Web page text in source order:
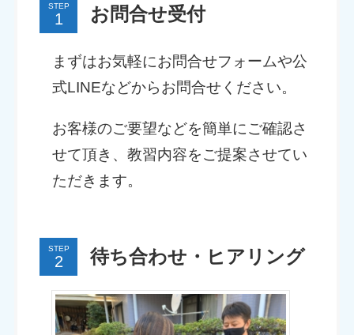
STEP お問合せ受付
まずはお気軽にお問合せフォームや公
式LINEなどからお問合せください。
お客様のご要望などを簡単にご確認さ
せて頂き、教習内容をご提案させてい
ただきます。
STEP 待ち合わせ・ヒアリング